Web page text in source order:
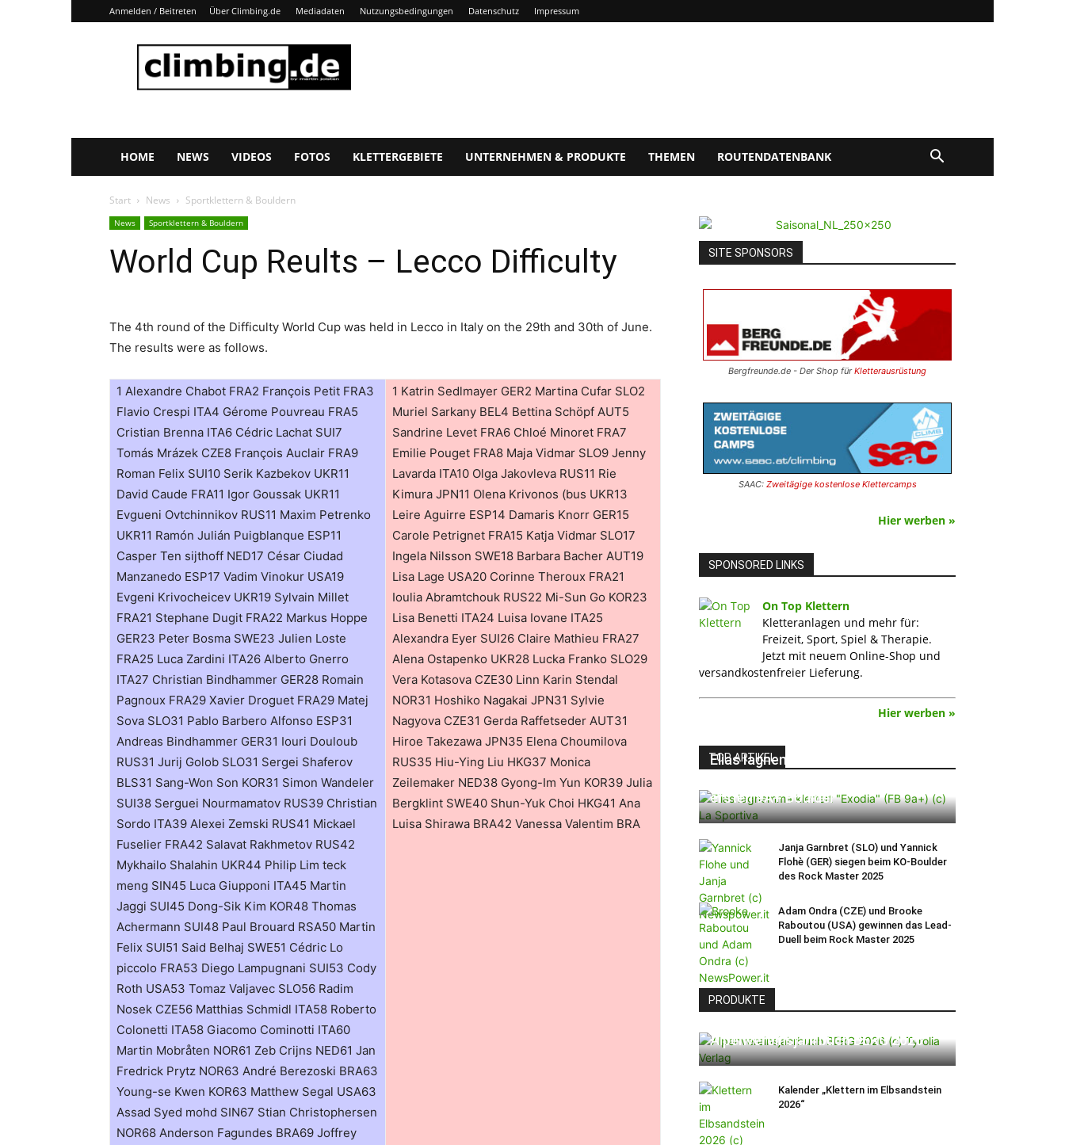
Anmelden / Beitreten Über Climbing.de Mediadaten Nutzungsbedingungen Datenschutz Impressum
Climbing.de
HOME NEWS VIDEOS FOTOS KLETTERGEBIETE UNTERNEHMEN & PRODUKTE THEMEN ROUTENDATENBANK
Start News Sportklettern & Bouldern
News Sportklettern & Bouldern
World Cup Reults – Lecco Difficulty
The 4th round of the Difficulty World Cup was held in Lecco in Italy on the 29th and 30th of June.
The results were as follows.
1 Alexandre Chabot FRA2 François Petit FRA3
Flavio Crespi ITA4 Gérome Pouvreau FRA5
Cristian Brenna ITA6 Cédric Lachat SUI7
Tomás Mrázek CZE8 François Auclair FRA9
Roman Felix SUI10 Serik Kazbekov UKR11
David Caude FRA11 Igor Goussak UKR11
Evgueni Ovtchinnikov RUS11 Maxim Petrenko
UKR11 Ramón Julián Puigblanque ESP11
Casper Ten sijthoff NED17 César Ciudad
Manzanedo ESP17 Vadim Vinokur USA19
Evgeni Krivocheicev UKR19 Sylvain Millet
FRA21 Stephane Dugit FRA22 Markus Hoppe
GER23 Peter Bosma SWE23 Julien Loste
FRA25 Luca Zardini ITA26 Alberto Gnerro
ITA27 Christian Bindhammer GER28 Romain
Pagnoux FRA29 Xavier Droguet FRA29 Matej
Sova SLO31 Pablo Barbero Alfonso ESP31
Andreas Bindhammer GER31 Iouri Douloub
RUS31 Jurij Golob SLO31 Sergei Shaferov
BLS31 Sang-Won Son KOR31 Simon Wandeler
SUI38 Serguei Nourmamatov RUS39 Christian
Sordo ITA39 Alexei Zemski RUS41 Mickael
Fuselier FRA42 Salavat Rakhmetov RUS42
Mykhailo Shalahin UKR44 Philip Lim teck
meng SIN45 Luca Giupponi ITA45 Martin
Jaggi SUI45 Dong-Sik Kim KOR48 Thomas
Achermann SUI48 Paul Brouard RSA50 Martin
Felix SUI51 Said Belhaj SWE51 Cédric Lo
piccolo FRA53 Diego Lampugnani SUI53 Cody
Roth USA53 Tomaz Valjavec SLO56 Radim
Nosek CZE56 Matthias Schmidl ITA58 Roberto
Colonetti ITA58 Giacomo Cominotti ITA60
Martin Mobråten NOR61 Zeb Crijns NED61 Jan
Fredrick Prytz NOR63 André Berezoski BRA63
Young-se Kwen KOR63 Matthew Segal USA63
Assad Syed mohd SIN67 Stian Christophersen
NOR68 Anderson Fagundes BRA69 Joffrey
1 Katrin Sedlmayer GER2 Martina Cufar SLO2
Muriel Sarkany BEL4 Bettina Schöpf AUT5
Sandrine Levet FRA6 Chloé Minoret FRA7
Emilie Pouget FRA8 Maja Vidmar SLO9 Jenny
Lavarda ITA10 Olga Jakovleva RUS11 Rie
Kimura JPN11 Olena Krivonos (bus UKR13
Leire Aguirre ESP14 Damaris Knorr GER15
Carole Petrignet FRA15 Katja Vidmar SLO17
Ingela Nilsson SWE18 Barbara Bacher AUT19
Lisa Lage USA20 Corinne Theroux FRA21
Ioulia Abramtchouk RUS22 Mi-Sun Go KOR23
Lisa Benetti ITA24 Luisa Iovane ITA25
Alexandra Eyer SUI26 Claire Mathieu FRA27
Alena Ostapenko UKR28 Lucka Franko SLO29
Vera Kotasova CZE30 Linn Karin Stendal
NOR31 Hoshiko Nagakai JPN31 Sylvie
Nagyova CZE31 Gerda Raffetseder AUT31
Hiroe Takezawa JPN35 Elena Choumilova
RUS35 Hiu-Ying Liu HKG37 Monica
Zeilemaker NED38 Gyong-Im Yun KOR39 Julia
Bergklint SWE40 Shun-Yuk Choi HKG41 Ana
Luisa Shirawa BRA42 Vanessa Valentim BRA
SITE SPONSORS
Bergfreunde.de - Der Shop fürKletterausrüstung
SAAC: Zweitägige kostenlose Klettercamps
Hier werben »
SPONSORED LINKS
On Top Klettern
Kletteranlagen und mehr für:
Freizeit, Sport, Spiel & Therapie.
Jetzt mit neuem Online-Shop und
versandkostenfreier Lieferung.
Hier werben »
TOP ARTIKEL
Elias Iagnemma klettert „Exodia“:
ersten 9A+ Boulder
Janja Garnbret (SLO) und Yannick
Flohè (GER) siegen beim KO-Boulder
des Rock Master 2025
Adam Ondra (CZE) und Brooke
Raboutou (USA) gewinnen das Lead-
Duell beim Rock Master 2025
PRODUKTE
Alpenvereinsjahrbuch BERG 2026
Kalender „Klettern im Elbsandstein
2026“